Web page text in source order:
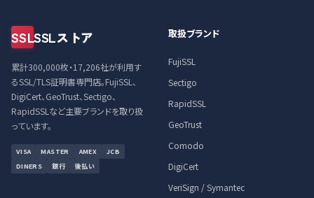
SSLSSLストア
累計300,000枚・17,206社が利用す
るSSL/TLS証明書専門店。FujiSSL、
DigiCert、GeoTrust、Sectigo、
RapidSSLなど主要ブランドを取り扱
っています。
VISA MASTER AMEX
JCB
DINERS
銀行 後払い
取扱ブランド
FujiSSL
Sectigo
RapidSSL
GeoTrust
Comodo
DigiCert
VeriSign / Symantec